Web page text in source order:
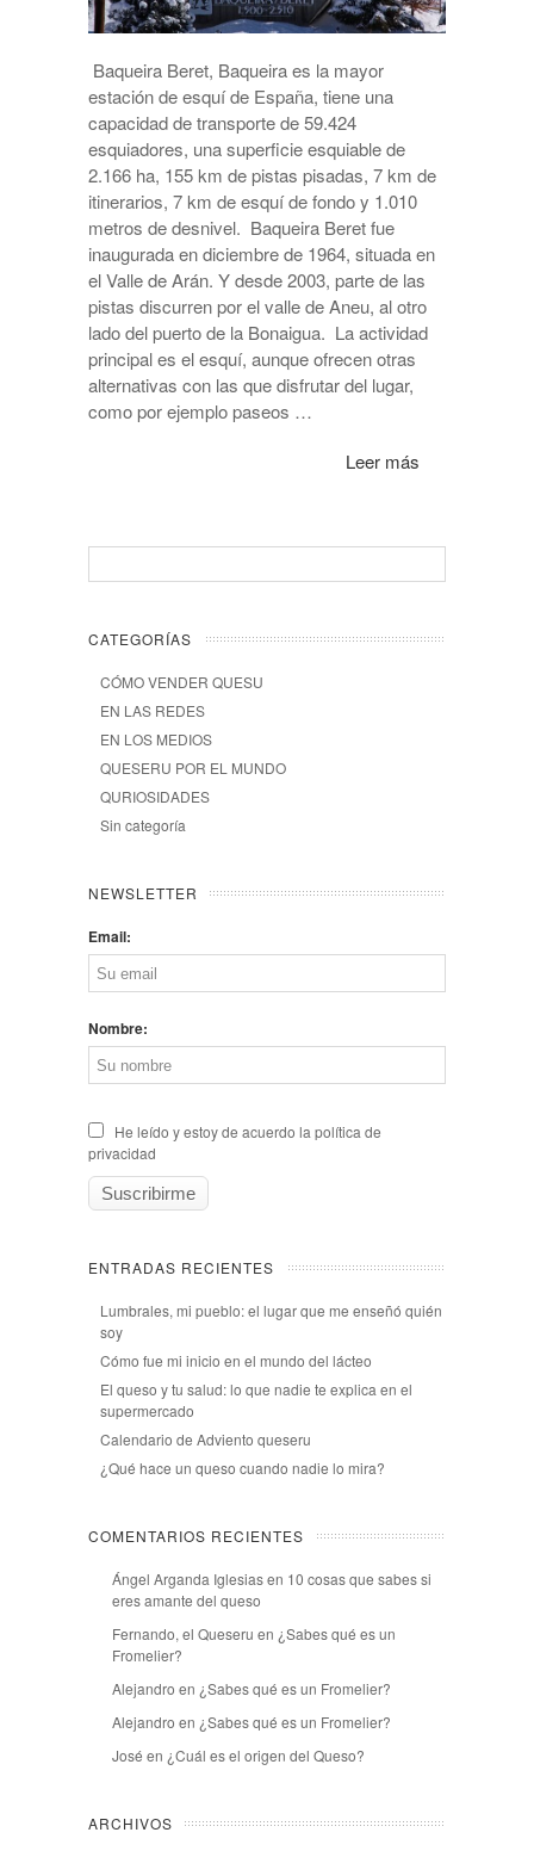
Baqueira Beret, Baqueira es la mayor
estación de esquí de España, tiene una
capacidad de transporte de 59.424
esquiadores, una superficie esquiable de
2.166 ha, 155 km de pistas pisadas, 7 km de
itinerarios, 7 km de esquí de fondo y 1.010
metros de desnivel. Baqueira Beret fue
inaugurada en diciembre de 1964, situada en
el Valle de Arán. Y desde 2003, parte de las
pistas discurren por el valle de Aneu, al otro
lado del puerto de la Bonaigua. La actividad
principal es el esquí, aunque ofrecen otras
alternativas con las que disfrutar del lugar,
como por ejemplo paseos …
Leer más
CATEGORÍAS
CÓMO VENDER QUESU
EN LAS REDES
EN LOS MEDIOS
QUESERU POR EL MUNDO
QURIOSIDADES
Sin categoría
NEWSLETTER
Email:
Nombre:
He leído y estoy de acuerdo la política de
privacidad
ENTRADAS RECIENTES
Lumbrales, mi pueblo: el lugar que me enseñó quién
soy
Cómo fue mi inicio en el mundo del lácteo
El queso y tu salud: lo que nadie te explica en el
supermercado
Calendario de Adviento queseru
¿Qué hace un queso cuando nadie lo mira?
COMENTARIOS RECIENTES
Ángel Arganda Iglesiasen 10 cosas que sabes si
eres amante del queso
Fernando, el Queseru en ¿Sabes qué es un
Fromelier?
Alejandro en ¿Sabes qué es un Fromelier?
Alejandro en ¿Sabes qué es un Fromelier?
José en ¿Cuál es el origen del Queso?
ARCHIVOS